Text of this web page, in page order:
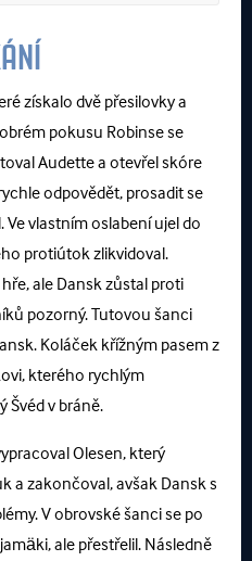
získalo dvě přesilovky a
pokusu Robinse se
Audette a otevřel skóre
odpovědět, prosadit se
Ve vlastním oslabení ujel do
protiútok zlikvidoval.
ale Dansk zůstal proti
pozorný. Tutovou šanci
Koláček křížným pasem z
kterého rychlým
Švéd v bráně.
Olesen, který
a zakončoval, avšak Dansk s
V obrovské šanci se po
ale přestřelil. Následně